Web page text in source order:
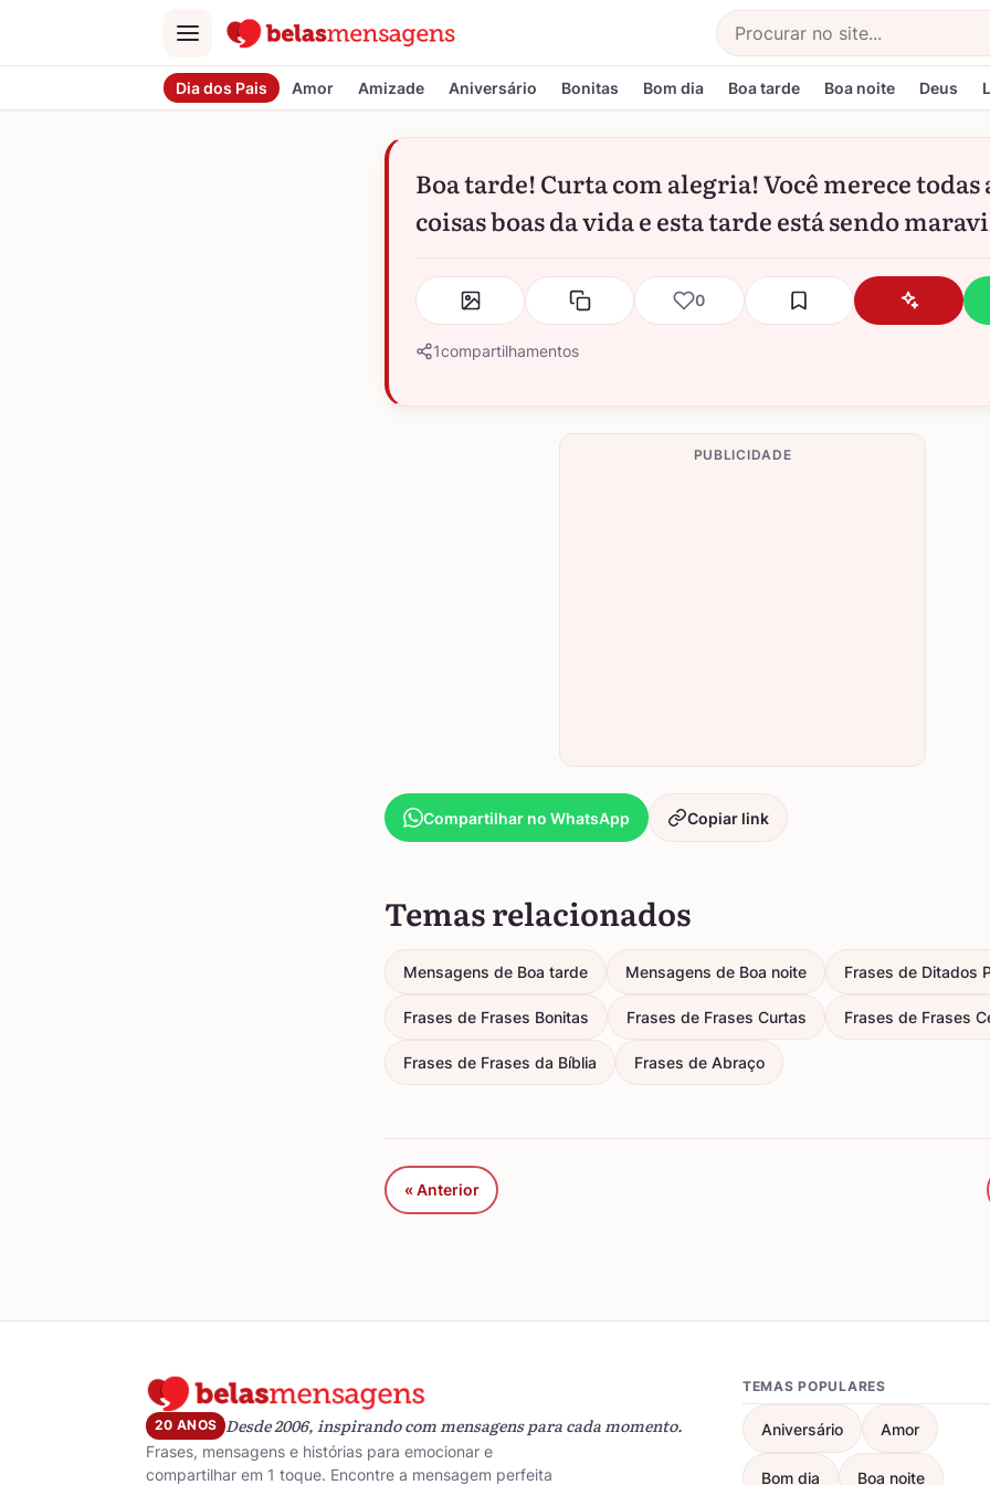
Menu
Buscar
Dia dos Pais Amor Amizade Aniversário Bonitas Bom dia Boa tarde Boa noite Deus
Boa tarde! Curta com alegria! Você merece todas
coisas boas da vida e esta tarde está sendo
0
1compartilhamentos
PUBLICIDADE
Compartilhar no WhatsApp Copiar link
Temas relacionados
Mensagens de Boa tarde Mensagens de Boa noite Frases de Ditados
Frases de Frases Bonitas Frases de Frases Curtas Frases de Frases
Frases de Frases da Bíblia Frases de Abraço
« Anterior
20 ANOS Desde 2006, inspirando com mensagens para cada momento.
Frases, mensagens e histórias para emocionar e
compartilhar em 1 toque. Encontre a mensagem perfeita
TEMAS POPULARES
Aniversário Amor
Bom dia Boa noite